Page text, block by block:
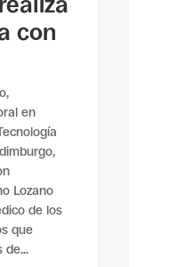
con
en
Lozano
de los
que
de...